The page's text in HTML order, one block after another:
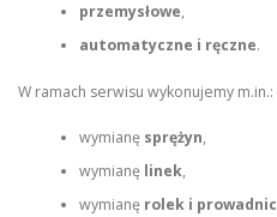
przemysłowe,
automatyczne i ręczne.
W ramach serwisu wykonujemy m.in.:
wymianę sprężyn,
wymianę linek,
wymianę rolek i prowadnic